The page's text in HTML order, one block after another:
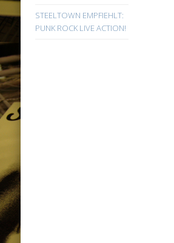
STEELTOWN EMPFIEHLT:
PUNK ROCK LIVE ACTION!